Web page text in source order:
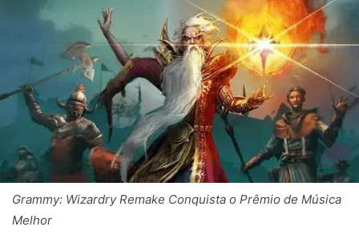
Grammy: Wizardry Remake Conquista o Prêmio de Música
Melhor